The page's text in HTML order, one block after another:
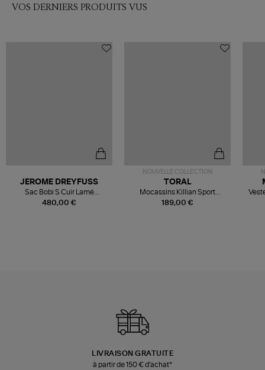
VOS DERNIERS PRODUITS VUS
480,00 €
JEROME DREYFUSS
Sac Bobi S Cuir Lamé
Champagne
NOUVELLE COLLECTION
189,00 €
TORAL
Mocassins Killian Sport
Mousse
LIVRAISON GRATUITE
à partir de 150 € d'achat*